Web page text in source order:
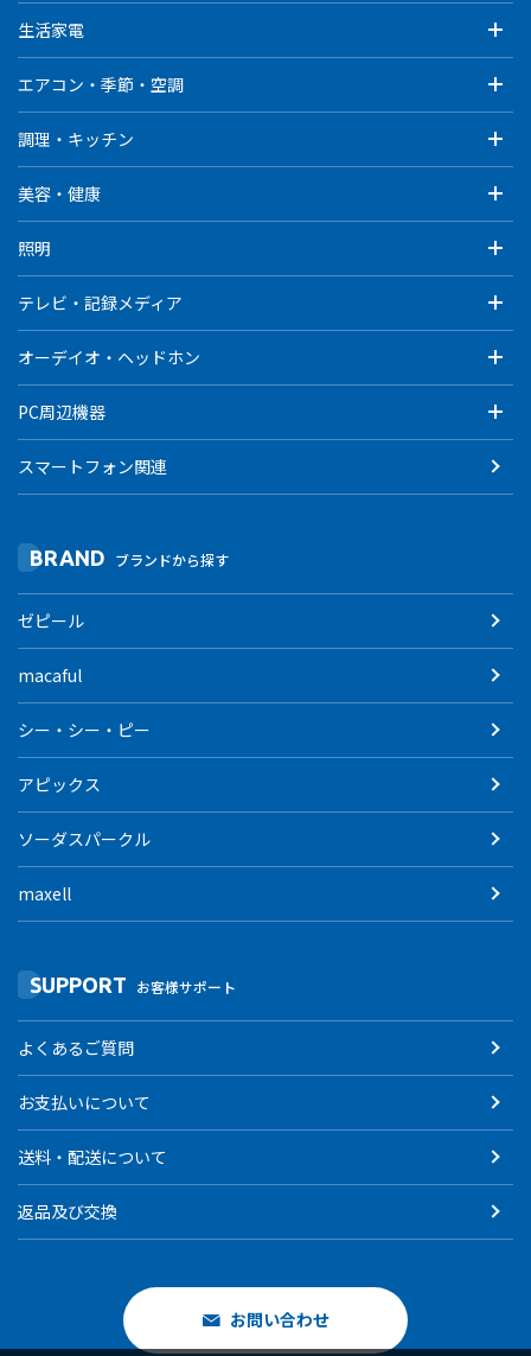
生活家電
エアコン・季節・空調
調理・キッチン
美容・健康
照明
テレビ・記録メディア
オーデイオ・ヘッドホン
PC周辺機器
スマートフォン関連
BRAND ブランドから探す
ゼピール
macaful
シー・シー・ピー
アピックス
ソーダスパークル
maxell
SUPPORT お客様サポート
よくあるご質問
お支払いについて
送料・配送について
返品及び交換
お問い合わせ